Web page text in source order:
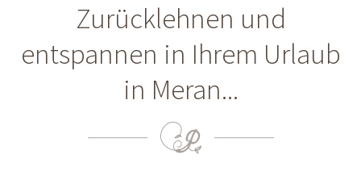
Zurücklehnen und
entspannen in Ihrem Urlaub
in Meran...